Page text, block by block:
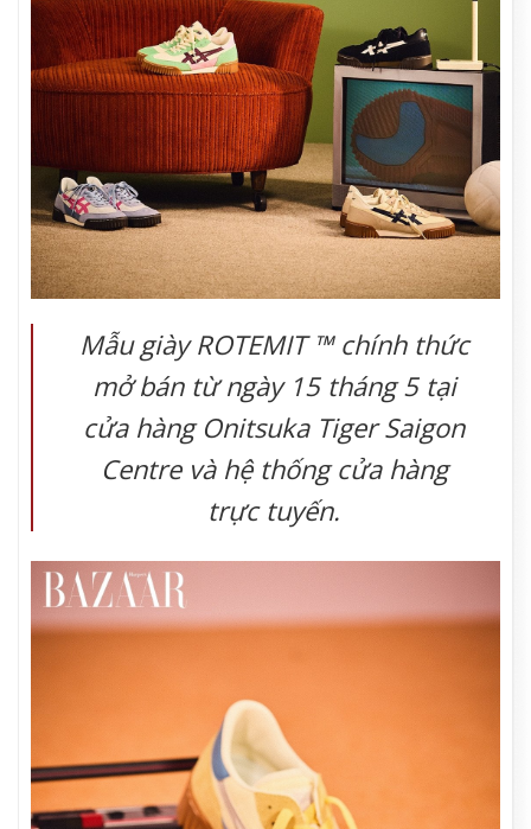
Mẫu giày ROTEMIT ™ chính thức
mở bán từ ngày 15 tháng 5 tại
cửa hàng Onitsuka Tiger Saigon
Centre và hệ thống cửa hàng
trực tuyến.